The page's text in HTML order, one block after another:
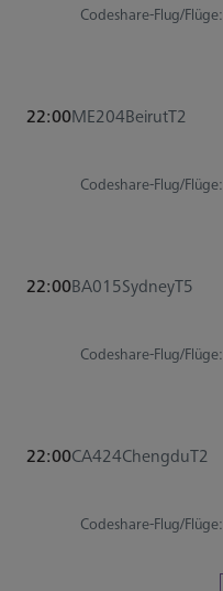
Codeshare-Flug/Flüge:
22:00ME204BeirutT2
Codeshare-Flug/Flüge:
22:00BA015SydneyT5
Codeshare-Flug/Flüge:
22:00CA424ChengduT2
Codeshare-Flug/Flüge: